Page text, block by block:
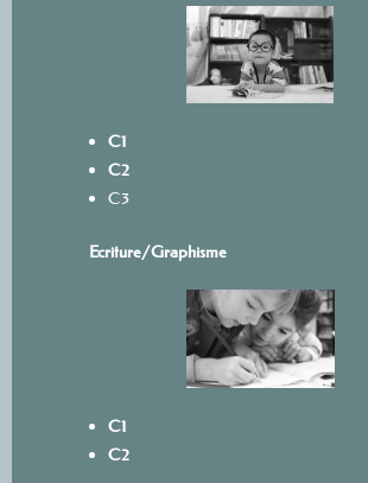
C1
C2
C3
Ecriture/Graphisme
C1
C2